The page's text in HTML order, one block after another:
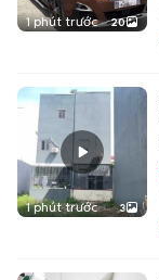
1 phút trước 20
1 phút trước 3